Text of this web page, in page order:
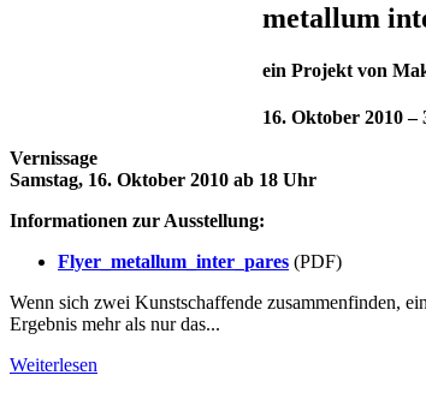
metallum
ein Projekt von
16. Oktober 2010 –
Vernissage
Samstag, 16. Oktober 2010 ab 18 Uhr
Informationen zur Ausstellung:
Flyer_metallum_inter_pares (PDF)
Wenn sich zwei Kunstschaffende zusammenfinden,
Ergebnis mehr als nur das...
Weiterlesen